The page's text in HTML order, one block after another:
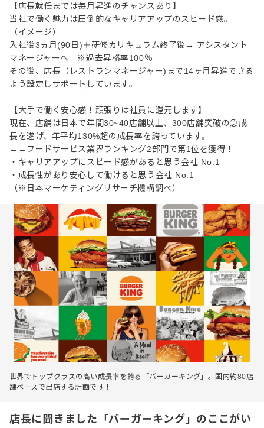
【店長就任までは毎月昇進のチャンスあり】
当社で働く魅力は圧倒的なキャリアアップのスピード感。
（イメージ）
入社後3ヵ月(90日)＋研修カリキュラム終了後→ アシスタント
マネージャーへ ※過去昇格率100％
その後、店長（レストランマネージャー)まで14ヶ月昇進できる
よう設定しサポートしています。
【大手で働く安心感！頑張りは社員に還元します】
現在、店舗は日本で年間30~40店舗以上、300店舗突破の急成
⻑を遂げ、年平均130%超の成⻑率を誇っています。
→→フードサービス業界ランキング2部門で第1位を獲得！
・キャリアアップにスピード感があると思う会社 No.1
・成長性があり安心して働けると思う会社 No.1
（※日本マーケティングリサーチ機構調べ）
世界でトップクラスの高い成長率を誇る「バーガーキング」。国内約80店
舗ペースで出店する計画です！
店長に聞きました「バーガーキング」のここがい